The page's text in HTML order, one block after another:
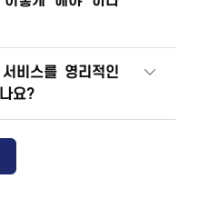
비스를 영리적인
요?